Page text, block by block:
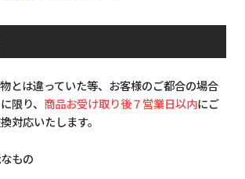
とは違っていた等、お客様のご都合の場合
限り、 商品お受け取り後７営業日以内にご
対応いたします。
もの